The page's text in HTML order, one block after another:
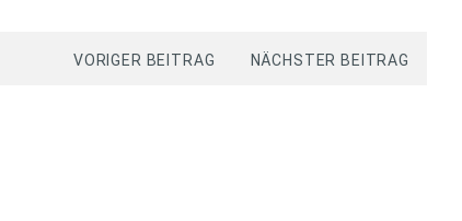
VORIGER BEITRAG NÄCHSTER BEITRAG